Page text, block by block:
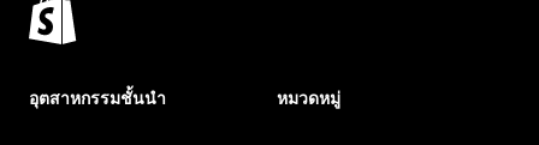
อุตสาหกรรมชั้นนำ หมวดหมู่